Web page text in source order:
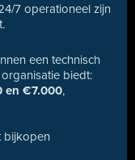
7 operationeel zijn
een technisch
biedt:
en €7.000,
bijkopen